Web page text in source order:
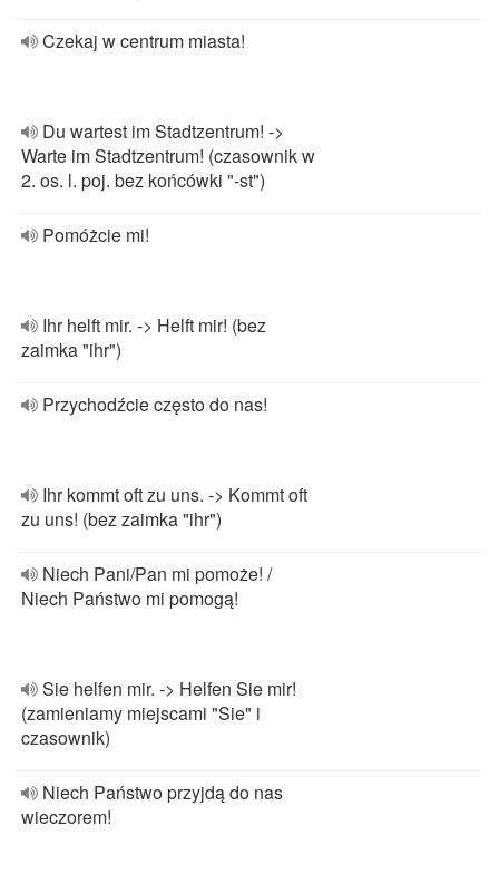
Czekaj w centrum miasta!
Du wartest im Stadtzentrum! ->
Warte im Stadtzentrum! (czasownik w
2. os. l. poj. bez końcówki "-st")
Pomóżcie mi!
Ihr helft mir. -> Helft mir! (bez
zaimka "ihr")
Przychodźcie często do nas!
Ihr kommt oft zu uns. -> Kommt oft
zu uns! (bez zaimka "ihr")
Niech Pani/Pan mi pomoże! /
Niech Państwo mi pomogą!
Sie helfen mir. -> Helfen Sie mir!
(zamieniamy miejscami "Sie" i
czasownik)
Niech Państwo przyjdą do nas
wieczorem!